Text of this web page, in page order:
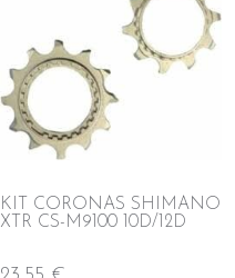
KIT CORONAS SHIMANO
XTR CS-M9100 10D/12D